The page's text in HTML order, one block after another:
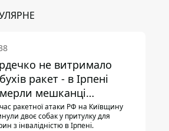
не витримало
ракет - в Ірпені
мешканці
для собак з
ракетної атаки РФ на Київщину
двоє собак у притулку для
з інвалідністю в Ірпені.